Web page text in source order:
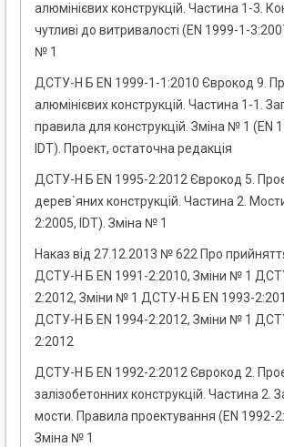
алюмінієвих конструкцій. Частина 1-3.
чутливі до витривалості (EN 1999-1-
№ 1
ДСТУ-Н Б EN 1999-1-1:2010 Єврокод 9.
алюмінієвих конструкцій. Частина 1-1.
правила для конструкцій. Зміна № 1 (EN
IDТ). Проект, остаточна редакція
ДСТУ-Н Б EN 1995-2:2012 Єврокод 5.
дерев`яних конструкцій. Частина 2.
2:2005, IDT). Зміна № 1
Наказ від 27.12.2013 № 622 Про
ДСТУ-Н Б EN 1991-2:2010, Зміни № 1
2:2012, Зміни № 1 ДСТУ-Н Б EN 1993-
ДСТУ-Н Б EN 1994-2:2012, Зміни № 1
2:2012
ДСТУ-Н Б EN 1992-2:2012 Єврокод 2.
залізобетонних конструкцій. Частина 2.
мости. Правила проектування (EN 1992-
Зміна № 1